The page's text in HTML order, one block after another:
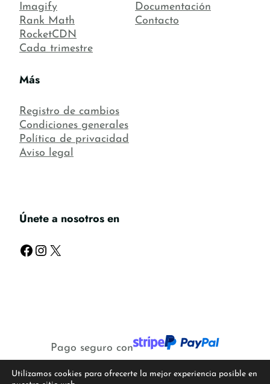
Imagify
Rank Math
RocketCDN
Cada trimestre
Documentación
Contacto
Más
Registro de cambios
Condiciones generales
Política de privacidad
Aviso legal
Únete a nosotros en
Facebook Instagram X
Pago seguro con
Utilizamos cookies para ofrecerte la mejor experiencia posible en